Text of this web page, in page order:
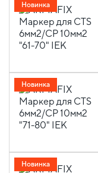
Новинка
Новинка
Новинка